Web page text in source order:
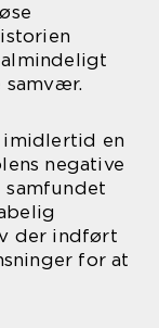
samvær.
imidlertid en
negative
der indført
for at